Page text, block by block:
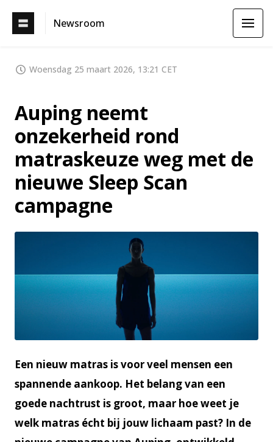
Newsroom
Woensdag 25 maart 2026, 13:21 CET
Auping neemt
onzekerheid rond
matraskeuze weg met de
nieuwe Sleep Scan
campagne
Een nieuw matras is voor veel mensen een
spannende aankoop. Het belang van een
goede nachtrust is groot, maar hoe weet je
welk matras écht bij jouw lichaam past? In de